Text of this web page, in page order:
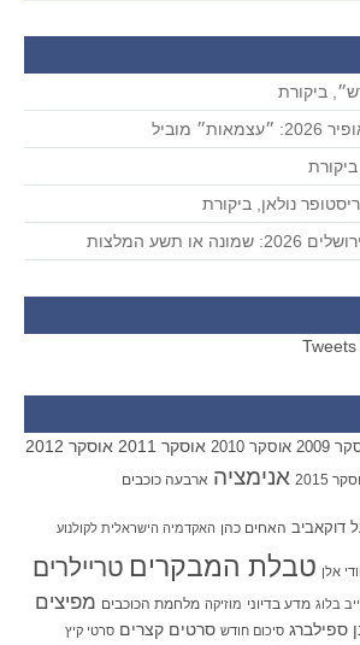
ביקורת
מוביל
נולאן, ביקורת
תשע המלצות
2009 אוסקר 2010 אוסקר 2011 אוסקר 2012
2015 אנימציה ארבעה כוכבים
דוקאביב האחים כהן האקדמיה הישראלית לקולנוע
וודי אלן טבלת המבקרים טריילרים
בלוג מדע בדיוני מוזיקה מלחמת הכוכבים מפיצים
ספילברג סיכום חודש סרטים קצרים סרטי קיץ